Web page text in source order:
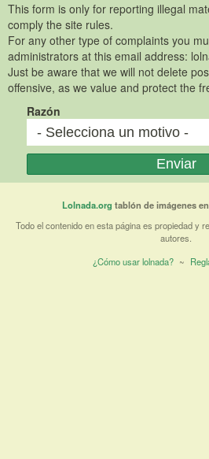
This form is only for reporting illegal
comply the site rules.
For any other type of complaints you
administrators at this email address:
Just be aware that we will not delete
offensive, as we value and protect the
Razón
Lolnada.org tablón de imágenes
Todo el contenido en esta página es propiedad y
autores.
¿Cómo usar lolnada? ~